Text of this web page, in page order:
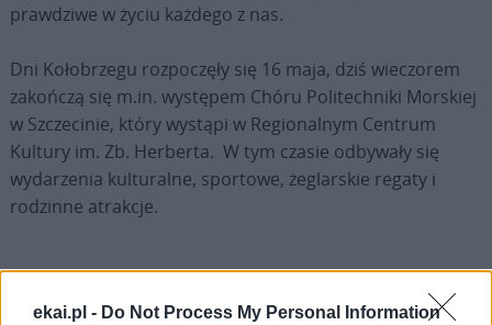
ekai.pl - Do Not Process My Personal Information
prawdziwe w życiu każdego z nas.
Dni Kołobrzegu rozpoczęły się 16 maja, dziś wieczorem
zakończą się m.in. występem Chóru Politechniki Morskiej
w Szczecinie, który wystąpi w Regionalnym Centrum
Kultury im. Zb. Herberta. W tym czasie odbywały się
wydarzenia kulturalne, sportowe, żeglarskie regaty i
rodzinne atrakcje.